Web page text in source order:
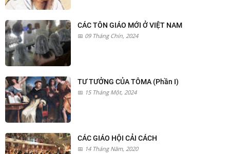
CÁC TÔN GIÁO MỚI Ở VIỆT NAM
09 Tháng Chín, 2024
TƯ TƯỞNG CỦA TÔMA (Phần I)
15 Tháng Một, 2024
CÁC GIÁO HỘI CẢI CÁCH
14 Tháng Năm, 2020